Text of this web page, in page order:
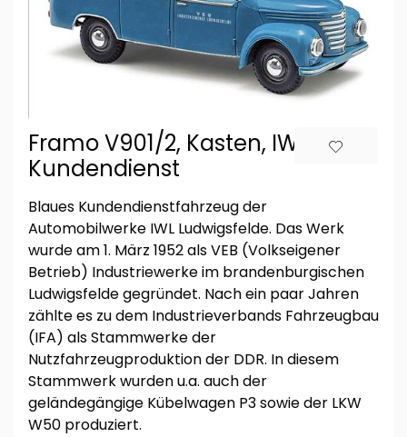
Framo V901/2, Kasten, IWL
Kundendienst
Blaues Kundendienstfahrzeug der
Automobilwerke IWL Ludwigsfelde. Das Werk
wurde am 1. März 1952 als VEB (Volkseigener
Betrieb) Industriewerke im brandenburgischen
Ludwigsfelde gegründet. Nach ein paar Jahren
zählte es zu dem Industrieverbands Fahrzeugbau
(IFA) als Stammwerke der
Nutzfahrzeugproduktion der DDR. In diesem
Stammwerk wurden u.a. auch der
geländegängige Kübelwagen P3 sowie der LKW
W50 produziert.